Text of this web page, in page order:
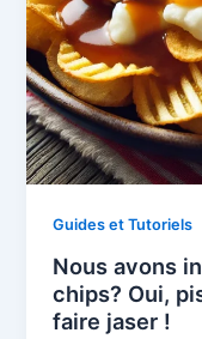
Guides et Tutoriels
Nous avons
chips? Oui,
faire jaser !